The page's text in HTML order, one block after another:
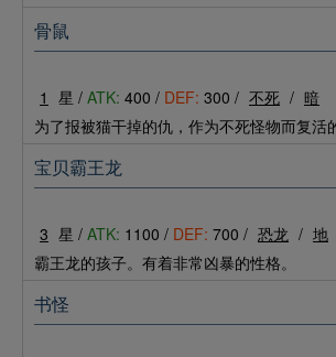
骨鼠
1 星 / ATK: 400 / DEF: 300 / 不死 / 暗
为了报被猫干掉的仇，作为不死怪物而复活
宝贝霸王龙
3 星 / ATK: 1100 / DEF: 700 / 恐龙 / 地
霸王龙的孩子。有着非常凶暴的性格。
书怪